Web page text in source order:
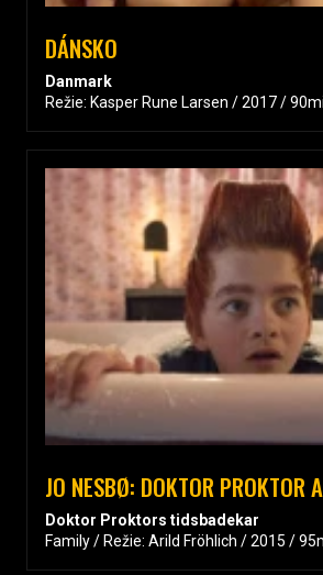
DÁNSKO
Danmark
Režie: Kasper Rune Larsen / 2017 /
JO NESBØ: DOKTOR PROKTOR
Doktor Proktors tidsbadekar
Family / Režie: Arild Fröhlich / 2015 /